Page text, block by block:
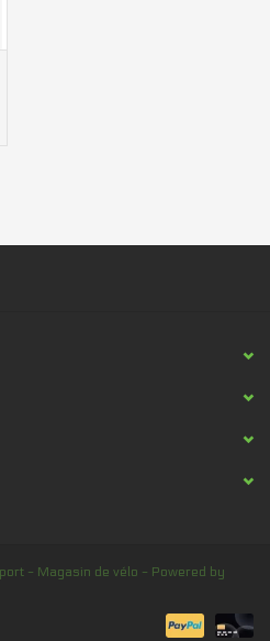
- Magasin de vélo - Powered by